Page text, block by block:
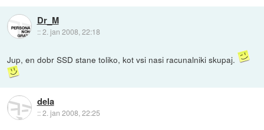
Dr_M
::2. jan 2008, 22:18
Jup, en dobr SSD stane toliko, kot vsi nasi racunalniki skupaj.
dela
::2. jan 2008, 22:25